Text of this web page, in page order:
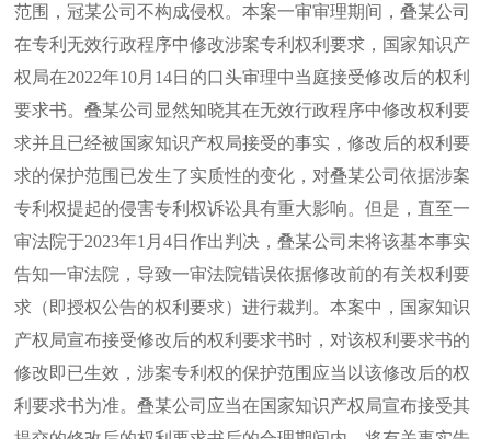
范围，冠某公司不构成侵权。本案一审审理期间，叠某公司
在专利无效行政程序中修改涉案专利权利要求，国家知识产
权局在2022年10月14日的口头审理中当庭接受修改后的权利
要求书。叠某公司显然知晓其在无效行政程序中修改权利要
求并且已经被国家知识产权局接受的事实，修改后的权利要
求的保护范围已发生了实质性的变化，对叠某公司依据涉案
专利权提起的侵害专利权诉讼具有重大影响。但是，直至一
审法院于2023年1月4日作出判决，叠某公司未将该基本事实
告知一审法院，导致一审法院错误依据修改前的有关权利要
求（即授权公告的权利要求）进行裁判。本案中，国家知识
产权局宣布接受修改后的权利要求书时，对该权利要求书的
修改即已生效，涉案专利权的保护范围应当以该修改后的权
利要求书为准。叠某公司应当在国家知识产权局宣布接受其